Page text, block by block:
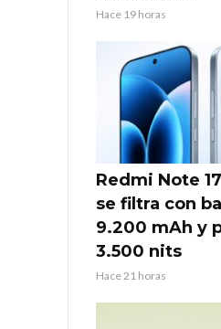
Hace 19 horas
Redmi Note
se filtra con
9.200 mAh y
3.500 nits
Hace 21 horas